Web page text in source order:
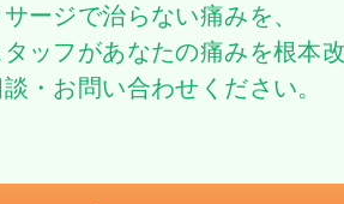
ージで治らない痛みを、
ッフがあなたの痛みを根本
・お問い合わせください。